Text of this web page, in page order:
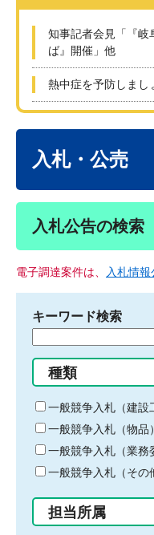
知事記者会見「『岐
ば』開催」他
熱中症を予防しまし
入札・公売
入札公告の検索
電子調達案件は、 入札情
キーワード検索
る
キ
ー
ワ
ー
ド
入
力
種類
一般競争入札（建設
一般競争入札（物品）
一般競争入札（業務
一般競争入札（その
担当所属